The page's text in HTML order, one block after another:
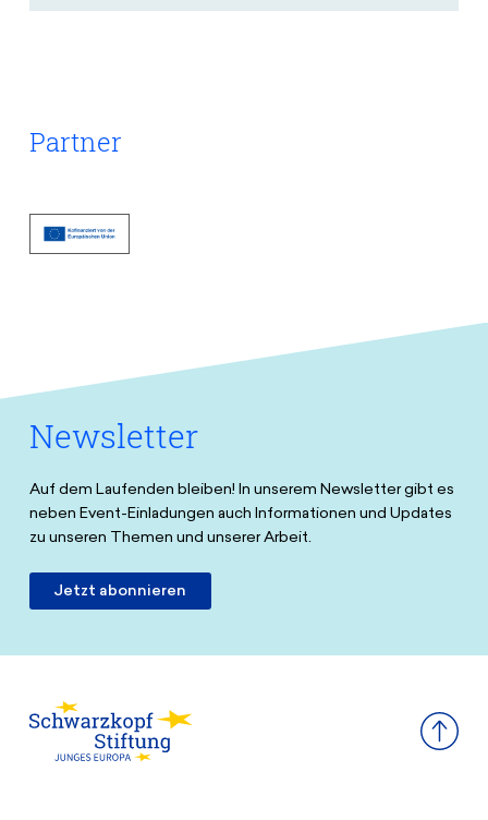
Partner
Newsletter
Auf dem Laufenden bleiben! In unserem Newsletter gibt es
neben Event-Einladungen auch Informationen und Updates
zu unseren Themen und unserer Arbeit.
Jetzt abonnieren